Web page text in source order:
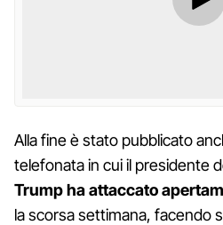
Alla fine è stato pubblicato
telefonata in cui il presidente
Trump ha attaccato
la scorsa settimana, facendo